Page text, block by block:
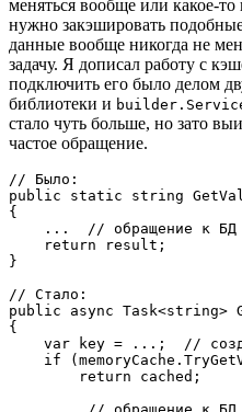
меняться вообще или какое-
нужно закэшировать
данные вообще никогда не
задачу. Я дописал работу с
подключить его было делом
библиотеки и
стало чуть больше, но зато
частое обращение.
// Было:
public static string
{
    ...  // обращение к БД
    return result;
}
// Стало:
public async Task<string>
{
var key = ...;  //
if
        return cached;